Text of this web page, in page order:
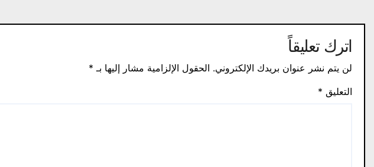
اترك تعليقاً
لن يتم نشر عنوان بريدك الإلكتروني. الحقول الإلزامية مشار إليها بـ *
التعليق *